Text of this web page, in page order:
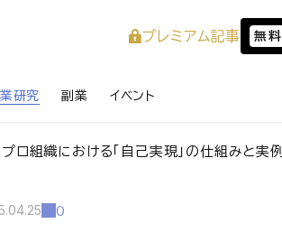
プレミアム記事 無料
研究 副業 イベント
組織における「自己実現」の仕組みと実例
0